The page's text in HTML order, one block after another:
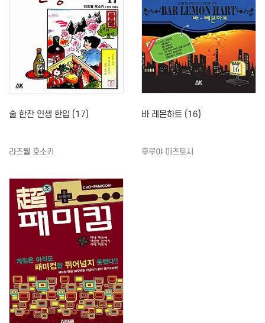
술 한잔 인생 한입 (17)
라즈웰 호소키
바 레몬하트 (16)
후루야 미츠토시